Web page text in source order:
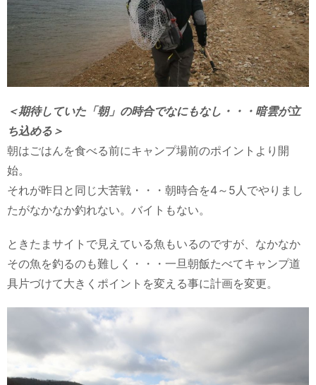
＜期待していた「朝」の時合でなにもなし・・・暗雲が立
ち込める＞
朝はごはんを食べる前にキャンプ場前のポイントより開
始。
それが昨日と同じ大苦戦・・・朝時合を4～5人でやりまし
たがなかなか釣れない。バイトもない。
ときたまサイトで見えている魚もいるのですが、なかなか
その魚を釣るのも難しく・・・一旦朝飯たべてキャンプ道
具片づけて大きくポイントを変える事に計画を変更。